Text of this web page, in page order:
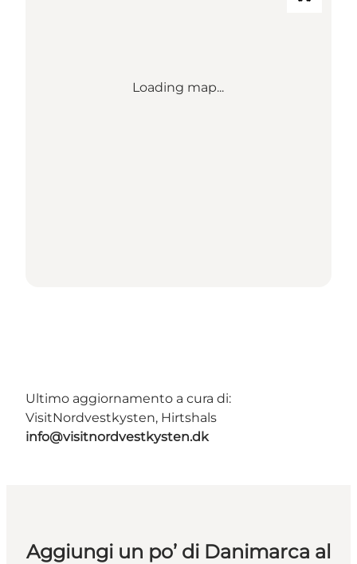
Loading map...
Ultimo aggiornamento a cura di:
VisitNordvestkysten, Hirtshals
info@visitnordvestkysten.dk
Aggiungi un po’ di Danimarca al